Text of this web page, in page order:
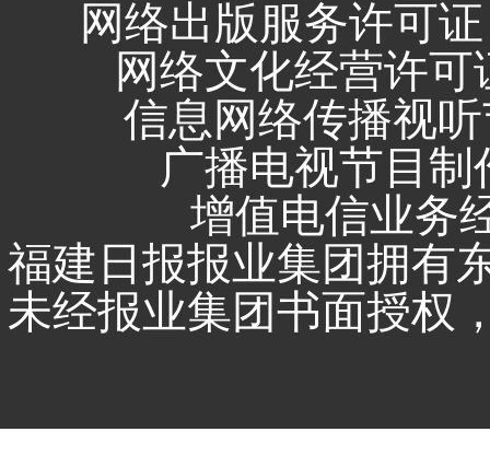
网络出版服务许可
网络文化经营许可
信息网络传播视
广播电视节目
增值电信业务
福建日报报业集团拥有
未经报业集团书面授权